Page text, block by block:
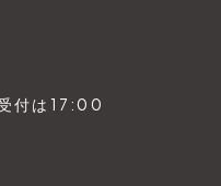
付は17:00